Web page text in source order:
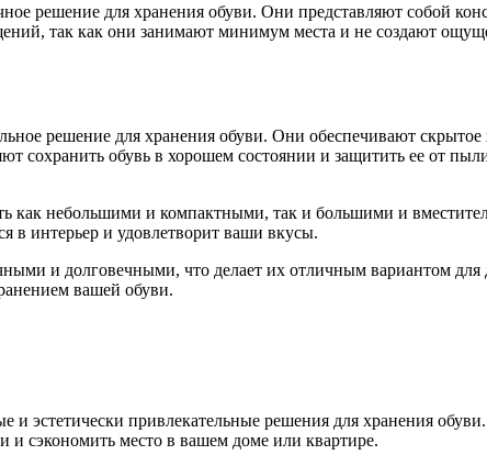
решение для хранения обуви. Они представляют собой
так как они занимают минимум места и не создают
решение для хранения обуви. Они обеспечивают скрытое
сохранить обувь в хорошем состоянии и защитить ее от
как небольшими и компактными, так и большими и
в интерьер и удовлетворит ваши вкусы.
и долговечными, что делает их отличным вариантом для
вашей обуви.
эстетически привлекательные решения для хранения
и сэкономить место в вашем доме или квартире.